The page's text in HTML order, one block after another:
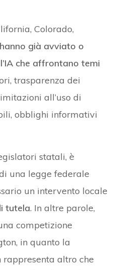
Colorado,
hanno già avviato o
che affrontano temi
trasparenza dei
all’uso di
obblighi informativi
statali, è
una legge federale
un intervento locale
tutela. In altre parole,
competizione
in quanto la
altro che